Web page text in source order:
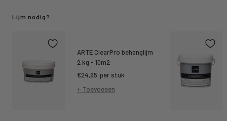
Lijm nodig?
ARTE ClearPro behanglijm
2 kg - 10m2
Kortings
prijs
€24,95 per stuk
+ Toevoegen